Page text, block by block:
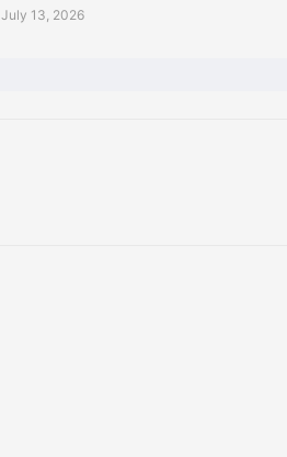
July 13, 2026